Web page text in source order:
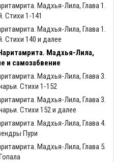
Мадхья-Лила, Глава 1.
Стихи 1-141
Мадхья-Лила, Глава 1.
Стихи 140 и далее
Мадхья-Лила,
и самозабвение
Мадхья-Лила, Глава 3.
Стихи 1-152
Мадхья-Лила, Глава 3.
Стихи 152 и далее
Мадхья-Лила, Глава 4.
Пури
Мадхья-Лила, Глава 5.